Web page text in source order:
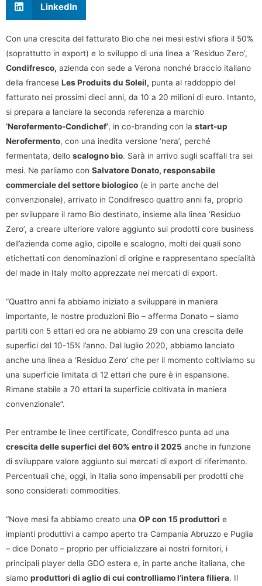
LinkedIn
Con una crescita del fatturato Bio che nei mesi estivi sfiora il 50%
(soprattutto in export) e lo sviluppo di una linea a ‘Residuo Zero’,
Condifresco, azienda con sede a Verona nonché braccio italiano
della francese Les Produits du Soleil, punta al raddoppio del
fatturato nei prossimi dieci anni, da 10 a 20 milioni di euro. Intanto,
si prepara a lanciare la seconda referenza a marchio
‘Nerofermento-Condichef’, in co-branding con la start-up
Nerofermento, con una inedita versione ‘nera’, perché
fermentata, dello scalogno bio. Sarà in arrivo sugli scaffali tra sei
mesi. Ne parliamo con Salvatore Donato, responsabile
commerciale del settore biologico (e in parte anche del
convenzionale), arrivato in Condifresco quattro anni fa, proprio
per sviluppare il ramo Bio destinato, insieme alla linea ‘Residuo
Zero’, a creare ulteriore valore aggiunto sui prodotti core business
dell’azienda come aglio, cipolle e scalogno, molti dei quali sono
etichettati con denominazioni di origine e rappresentano specialità
del made in Italy molto apprezzate nei mercati di export.
“Quattro anni fa abbiamo iniziato a sviluppare in maniera
importante, le nostre produzioni Bio – afferma Donato – siamo
partiti con 5 ettari ed ora ne abbiamo 29 con una crescita delle
superfici del 10-15% l’anno. Dal luglio 2020, abbiamo lanciato
anche una linea a ‘Residuo Zero’ che per il momento coltiviamo su
una superficie limitata di 12 ettari che pure è in espansione.
Rimane stabile a 70 ettari la superficie coltivata in maniera
convenzionale”.
Per entrambe le linee certificate, Condifresco punta ad una
crescita delle superfici del 60% entro il 2025 anche in funzione
di sviluppare valore aggiunto sui mercati di export di riferimento.
Percentuali che, oggi, in Italia sono impensabili per prodotti che
sono considerati commodities.
“Nove mesi fa abbiamo creato una OP con 15 produttori e
impianti produttivi a campo aperto tra Campania Abruzzo e Puglia
– dice Donato – proprio per ufficializzare ai nostri fornitori, i
principali player della GDO estera e, in parte anche italiana, che
siamo produttori di aglio di cui controlliamo l’intera filiera. Il